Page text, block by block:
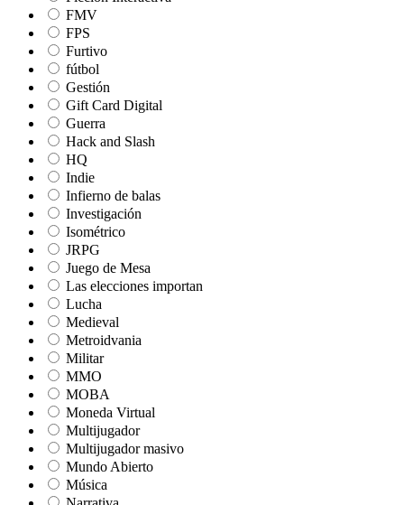
FMV
FPS
Furtivo
fútbol
Gestión
Gift Card Digital
Guerra
Hack and Slash
HQ
Indie
Infierno de balas
Investigación
Isométrico
JRPG
Juego de Mesa
Las elecciones importan
Lucha
Medieval
Metroidvania
Militar
MMO
MOBA
Moneda Virtual
Multijugador
Multijugador masivo
Mundo Abierto
Música